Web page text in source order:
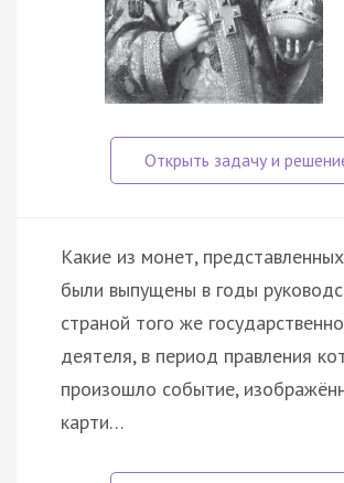
Какие из монет,
были выпущены в годы
страной того же
деятеля, в период правления
произошло событие,
карти…